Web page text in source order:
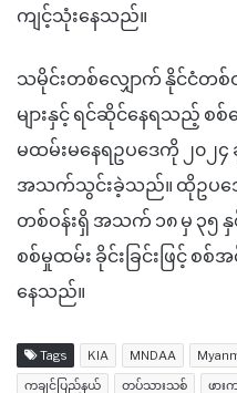
ကျင့်သုံးနေသည်။
သမိုင်းတစ်လျှောက် နိုင်ငံတစ်ဝ
များနှင့် ရင်ဆိုင်နေရသည့် စ
မထမ်းမနေရဥပဒေကို ၂၀၂၄
အသက်သွင်းခဲ့သည်။ ထိုဥပဒေ
တစ်ဝန်းရှိ အသက် ၁၈ မှ ၃၅
စစ်မှုထမ်း ခိုင်းခြင်းဖြင့် စ
နေသည်။
Tags KIA MNDAA
ကချင်ပြည်နယ်
တပ်သားသစ် ဖား